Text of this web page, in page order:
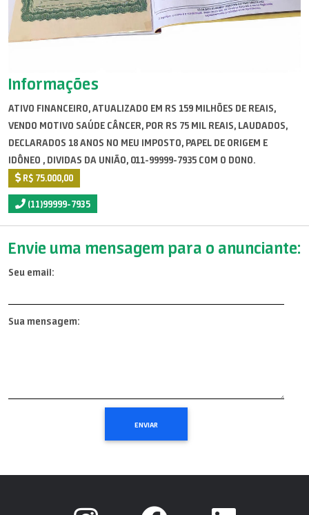
Informações
ATIVO FINANCEIRO, ATUALIZADO EM RS 159 MILHÕES DE REAIS,
VENDO MOTIVO SAÚDE CÂNCER, POR RS 75 MIL REAIS, LAUDADOS,
DECLARADOS 18 ANOS NO MEU IMPOSTO, PAPEL DE ORIGEM E
IDÔNEO , DIVIDAS DA UNIÃO, 011-99999-7935 COM O DONO.
R$ 75.000,00
(11)99999-7935
Envie uma mensagem para o anunciante:
Seu email:
Sua mensagem: